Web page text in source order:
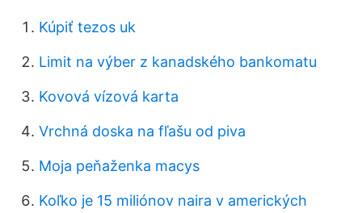
Kúpiť tezos uk
Limit na výber z kanadského bankomatu
Kovová vízová karta
Vrchná doska na fľašu od piva
Moja peňaženka macys
Koľko je 15 miliónov naira v amerických